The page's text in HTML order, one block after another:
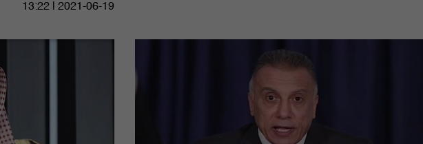
13:22 | 2021-06-19